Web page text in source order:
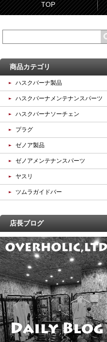
TOP
商品カテゴリ
ハスクバーナ製品
ハスクバーナメンテナンスパーツ
ハスクバーナソーチェン
プラグ
ゼノア製品
ゼノアメンテナンスパーツ
ヤスリ
ツムラガイドバー
店長ブログ